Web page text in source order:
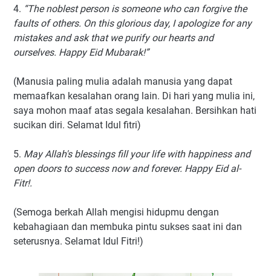
4. “The noblest person is someone who can forgive the
faults of others. On this glorious day, I apologize for any
mistakes and ask that we purify our hearts and
ourselves. Happy Eid Mubarak!”
(Manusia paling mulia adalah manusia yang dapat
memaafkan kesalahan orang lain. Di hari yang mulia ini,
saya mohon maaf atas segala kesalahan. Bersihkan hati
sucikan diri. Selamat Idul fitri)
5. May Allah's blessings fill your life with happiness and
open doors to success now and forever. Happy Eid al-
Fitr!.
(Semoga berkah Allah mengisi hidupmu dengan
kebahagiaan dan membuka pintu sukses saat ini dan
seterusnya. Selamat Idul Fitri!)